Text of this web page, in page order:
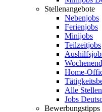
Stellenangebote
Nebenjobs
Ferienjobs
Minijobs
Teilzeitjobs
Home-
Alle
Jobs
Bewerbungstipps